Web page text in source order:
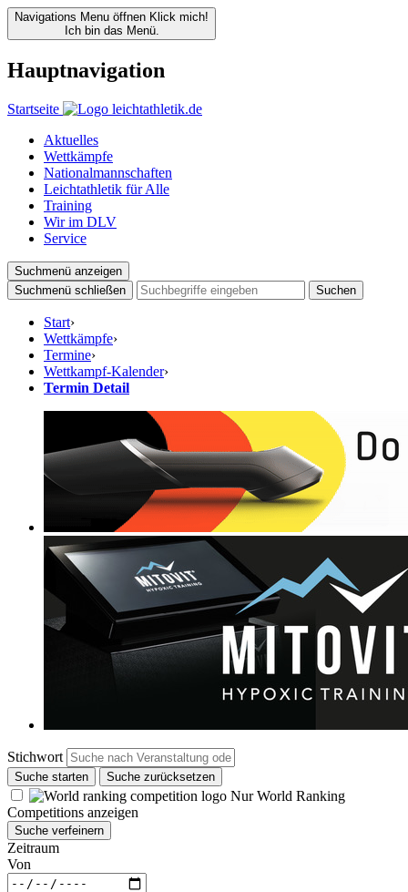
Navigations Menu öffnen Klick mich!
Ich bin das Menü.
Hauptnavigation
Startseite
Aktuelles
Wettkämpfe
Nationalmannschaften
Leichtathletik für Alle
Training
Wir im DLV
Service
Suchmenü anzeigen
Suchmenü schließen
Suchen
Start›
Wettkämpfe›
Termine›
Wettkampf-Kalender›
Termin Detail
Stichwort
Suche starten Suche zurücksetzen
Nur World Ranking
Competitions anzeigen
Suche verfeinern
Zeitraum
Von